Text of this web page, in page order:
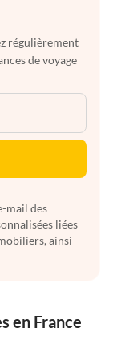
régulièrement
de voyage
mail des
liées
ainsi
en France